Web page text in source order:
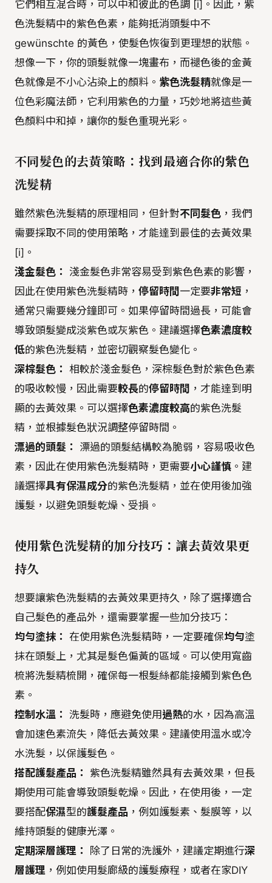
它們相互混合時，可以中和彼此的色調 [i]。因此，紫
色洗髮精中的紫色色素，能夠抵消頭髮中不
gewünschte 的黃色，使髮色恢復到更理想的狀態。
想像一下，你的頭髮就像一塊畫布，而褪色後的金黃
色就像是不小心沾染上的顏料。 紫色洗髮精就像是一
位色彩魔法師，它利用紫色的力量，巧妙地將這些黃
色顏料中和掉，讓你的髮色重現光彩。
不同髮色的去黃策略：找到最適合你的紫色
洗髮精
雖然紫色洗髮精的原理相同，但針對不同髮色 ，我們
需要採取不同的使用策略，才能達到最佳的去黃效果
[i]。
淺金髮色： 淺金髮色非常容易受到紫色色素的影響，
因此在使用紫色洗髮精時， 停留時間 一定要非常短 ，
通常只需要幾分鐘即可。如果停留時間過長，可能會
導致頭髮變成淡紫色或灰紫色。建議選擇色素濃度較
低的紫色洗髮精，並密切觀察髮色變化。
深棕髮色：
相較於淺金髮色，深棕髮色對於紫色色素
的吸收較慢，因此需要較長的停留時間 ，才能達到明
顯的去黃效果。可以選擇色素濃度較高的紫色洗髮
精，並根據髮色狀況調整停留時間。
漂過的頭髮：
漂過的頭髮結構較為脆弱，容易吸收色
素，因此在使用紫色洗髮精時，更需要小心謹慎 。建
議選擇具有保濕成分的紫色洗髮精，並在使用後加強
護髮，以避免頭髮乾燥、受損。
使用紫色洗髮精的加分技巧：讓去黃效果更
持久
想要讓紫色洗髮精的去黃效果更持久，除了選擇適合
自己髮色的產品外，還需要掌握一些加分技巧：
均勻塗抹： 在使用紫色洗髮精時，一定要確保均勻塗
抹在頭髮上，尤其是髮色偏黃的區域。可以使用寬齒
梳將洗髮精梳開，確保每一根髮絲都能接觸到紫色色
素。
控制水溫： 洗髮時，應避免使用過熱的水，因為高溫
會加速色素流失，降低去黃效果。建議使用溫水或冷
水洗髮，以保護髮色。
搭配護髮產品： 紫色洗髮精雖然具有去黃效果，但長
期使用可能會導致頭髮乾燥。因此，在使用後，一定
要搭配保濕型的護髮產品 ，例如護髮素、髮膜等，以
維持頭髮的健康光澤。
定期深層護理：
除了日常的洗護外，建議定期進行深
層護理 ，例如使用髮廊級的護髮療程，或者在家DIY